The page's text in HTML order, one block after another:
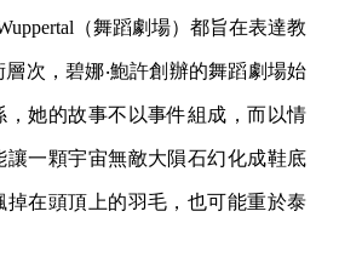
（舞蹈劇場）都旨在表達教
次，碧娜‧鮑許創辦的舞蹈劇場始
，她的故事不以事件組成，而以情
讓一顆宇宙無敵大隕石幻化成鞋底
掉在頭頂上的羽毛，也可能重於泰